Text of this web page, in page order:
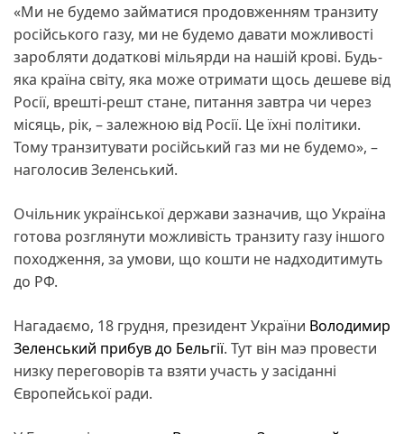
«Ми не будемо займатися продовженням транзиту
російського газу, ми не будемо давати можливості
заробляти додаткові мільярди на нашій крові. Будь-
яка країна світу, яка може отримати щось дешеве від
Росії, врешті-решт стане, питання завтра чи через
місяць, рік, – залежною від Росії. Це їхні політики.
Тому транзитувати російський газ ми не будемо», –
наголосив Зеленський.
Очільник української держави зазначив, що Україна
готова розглянути можливість транзиту газу іншого
походження, за умови, що кошти не надходитимуть
до РФ.
Нагадаємо, 18 грудня, президент України Володимир
Зеленський прибув до Бельгії. Тут він маэ провести
низку переговорів та взяти участь у засіданні
Європейської ради.